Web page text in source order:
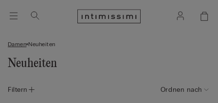
Damen Neuheiten
Neuheiten
Filtern Ordnen nach